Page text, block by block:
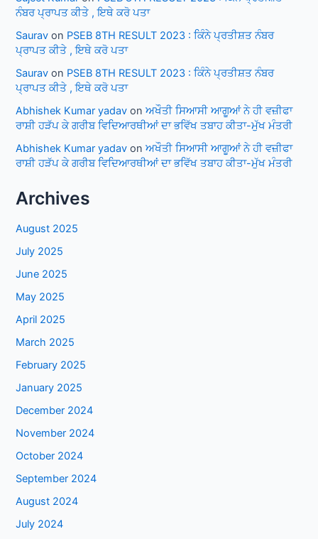
ਨੰਬਰ ਪ੍ਰਾਪਤ ਕੀਤੇ , ਇਥੇ ਕਰੋ ਪਤਾ
Saurav on PSEB 8TH RESULT 2023 : ਕਿੰਨੇ ਪ੍ਰਤੀਸ਼ਤ ਨੰਬਰ
ਪ੍ਰਾਪਤ ਕੀਤੇ , ਇਥੇ ਕਰੋ ਪਤਾ
Saurav on PSEB 8TH RESULT 2023 : ਕਿੰਨੇ ਪ੍ਰਤੀਸ਼ਤ ਨੰਬਰ
ਪ੍ਰਾਪਤ ਕੀਤੇ , ਇਥੇ ਕਰੋ ਪਤਾ
Abhishek Kumar yadav onਅਖੌਤੀ ਸਿਆਸੀ ਆਗੂਆਂ ਨੇ ਹੀ ਵਜ਼ੀਫਾ
ਰਾਸ਼ੀ ਹੜੱਪ ਕੇ ਗਰੀਬ ਵਿਦਿਆਰਥੀਆਂ ਦਾ ਭਵਿੱਖ ਤਬਾਹ ਕੀਤਾ-ਮੁੱਖ ਮੰਤਰੀ
Abhishek Kumar yadav onਅਖੌਤੀ ਸਿਆਸੀ ਆਗੂਆਂ ਨੇ ਹੀ ਵਜ਼ੀਫਾ
ਰਾਸ਼ੀ ਹੜੱਪ ਕੇ ਗਰੀਬ ਵਿਦਿਆਰਥੀਆਂ ਦਾ ਭਵਿੱਖ ਤਬਾਹ ਕੀਤਾ-ਮੁੱਖ ਮੰਤਰੀ
Archives
August 2025
July 2025
June 2025
May 2025
April 2025
March 2025
February 2025
January 2025
December 2024
November 2024
October 2024
September 2024
August 2024
July 2024